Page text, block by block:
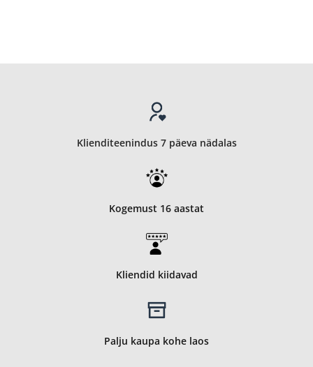
mis
Klienditeenindus 7 päeva nädalas
Kogemust 16 aastat
Kliendid kiidavad
Palju kaupa kohe laos